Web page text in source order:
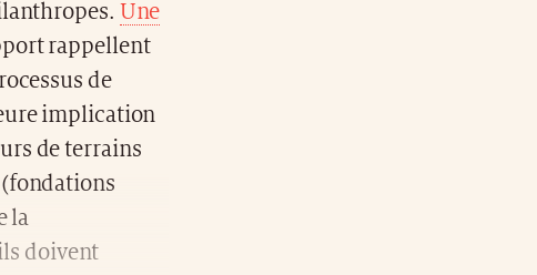
Une
rappellent
de
implication
de terrains
la
doivent